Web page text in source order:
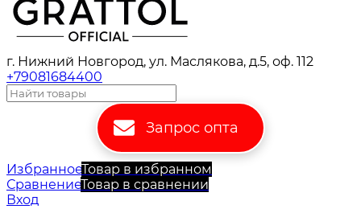
г. Нижний Новгород, ул. Маслякова, д.5, оф. 112
+79081684400
Запрос опта
ИзбранноеТовар в избранном
СравнениеТовар в сравнении
Вход